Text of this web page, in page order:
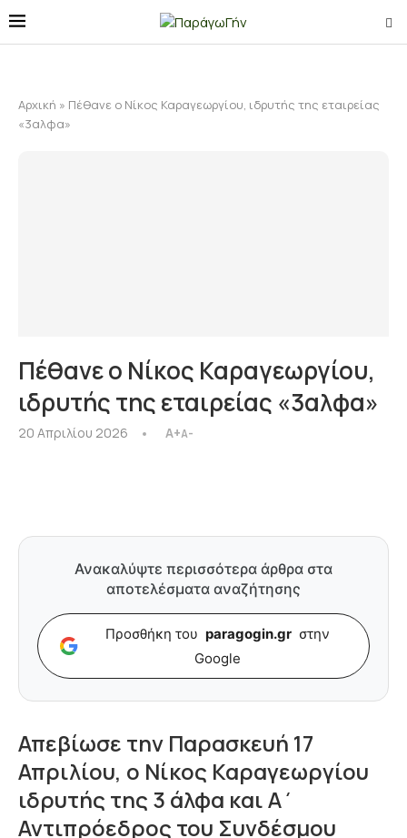
Αρχική » Πέθανε ο Νίκος Καραγεωργίου, ιδρυτής της εταιρείας
«3αλφα»
Πέθανε ο Νίκος Καραγεωργίου,
ιδρυτής της εταιρείας «3αλφα»
20 Απριλίου 2026 A+A-
Ανακαλύψτε περισσότερα άρθρα στα
αποτελέσματα αναζήτησης
Προσθήκη του paragogin.gr στην
Google
Απεβίωσε την Παρασκευή 17
Απριλίου, ο Νίκος Καραγεωργίου
ιδρυτής της 3 άλφα και Α΄
Αντιπρόεδρος του Συνδέσμου